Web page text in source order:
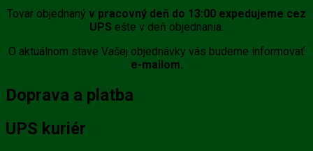
Tovar objednaný v pracovný deň do 13:00 expedujeme cez
UPS ešte v deň objednania.
O aktuálnom stave Vašej objednávky vás budeme informovať
e-mailom.
Doprava a platba
UPS kuriér